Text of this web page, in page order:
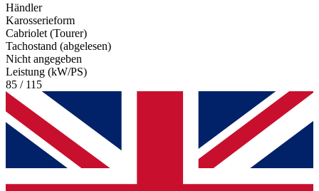
Händler
Karosserieform
Cabriolet (Tourer)
Tachostand (abgelesen)
Nicht angegeben
Leistung (kW/PS)
85 / 115